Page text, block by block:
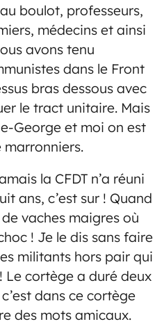
boulot, professeurs,
médecins et ainsi
avons tenu
dans le Front
bras dessous avec
le tract unitaire. Mais
George et moi on est
marronniers.
la CFDT n’a réuni
ans, c’est sur ! Quand
vaches maigres où
! Je le dis sans faire
militants hors pair qui
Le cortège a duré deux
dans ce cortège
des mots amicaux.